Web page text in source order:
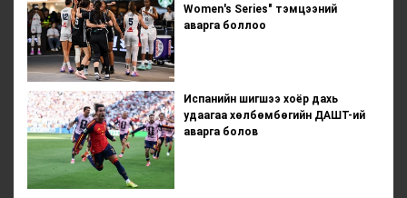
Women's Series" тэмцээний
аварга боллоо
Испанийн шигшээ хоёр дахь
удаагаа хөлбөмбөгийн ДАШТ-ий
аварга болов